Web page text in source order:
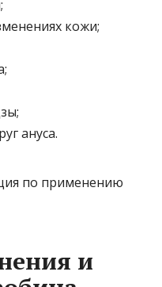
кожи;
ануса.
и